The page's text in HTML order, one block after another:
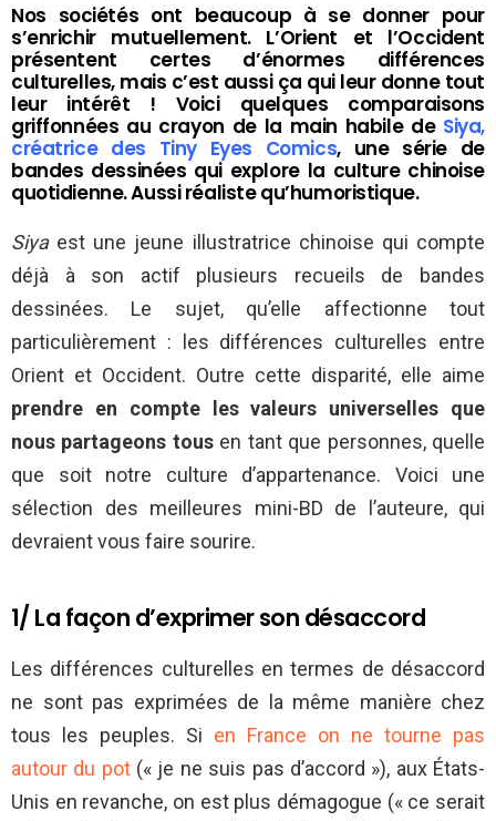
Nos sociétés ont beaucoup à se donner pour
s’enrichir mutuellement. L’Orient et l’Occident
présentent certes d’énormes différences
culturelles, mais c’est aussi ça qui leur donne tout
leur intérêt ! Voici quelques comparaisons
griffonnées au crayon de la main habile de Siya,
créatrice des Tiny Eyes Comics, une série de
bandes dessinées qui explore la culture chinoise
quotidienne. Aussi réaliste qu’humoristique.
Siyaest une jeune illustratrice chinoise qui compte
déjà à son actif plusieurs recueils de bandes
dessinées. Le sujet, qu’elle affectionne tout
particulièrement : les différences culturelles entre
Orient et Occident. Outre cette disparité, elle aime
prendre en compte les valeurs universelles que
nous partageons tousen tant que personnes, quelle
que soit notre culture d’appartenance. Voici une
sélection des meilleures mini-BD de l’auteure, qui
devraient vous faire sourire.
1/ La façon d’exprimer son désaccord
Les différences culturelles en termes de désaccord
ne sont pas exprimées de la même manière chez
tous les peuples. Si en France on ne tourne pas
autour du pot(« je ne suis pas d’accord »), aux États-
Unis en revanche, on est plus démagogue (« ce serait